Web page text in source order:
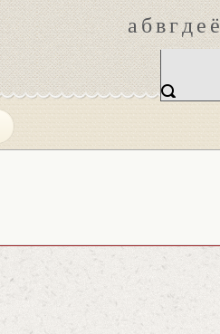
абвгдеё